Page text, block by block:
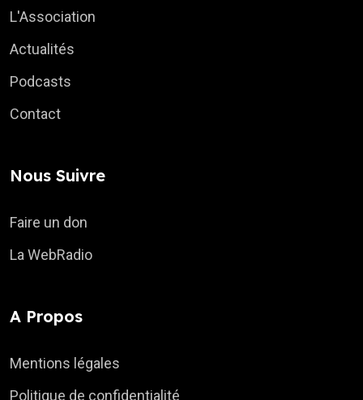
L'Association
Actualités
Podcasts
Contact
Nous Suivre
Faire un don
La WebRadio
A Propos
Mentions légales
Politique de confidentialité